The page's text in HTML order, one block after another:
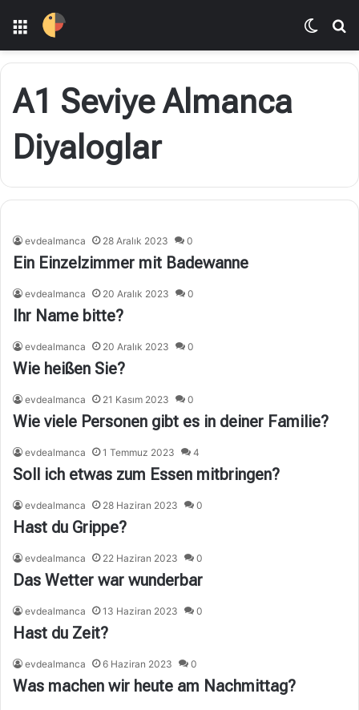
Menü Dış
A1 Seviye Almanca
Diyaloglar
evdealmanca 28 Aralık 2023 0
Ein Einzelzimmer mit Badewanne
evdealmanca 20 Aralık 2023 0
Ihr Name bitte?
evdealmanca 20 Aralık 2023 0
Wie heißen Sie?
evdealmanca 21 Kasım 2023 0
Wie viele Personen gibt es in deiner Familie?
evdealmanca 1 Temmuz 2023 4
Soll ich etwas zum Essen mitbringen?
evdealmanca 28 Haziran 2023 0
Hast du Grippe?
evdealmanca 22 Haziran 2023 0
Das Wetter war wunderbar
evdealmanca 13 Haziran 2023 0
Hast du Zeit?
evdealmanca 6 Haziran 2023 0
Was machen wir heute am Nachmittag?